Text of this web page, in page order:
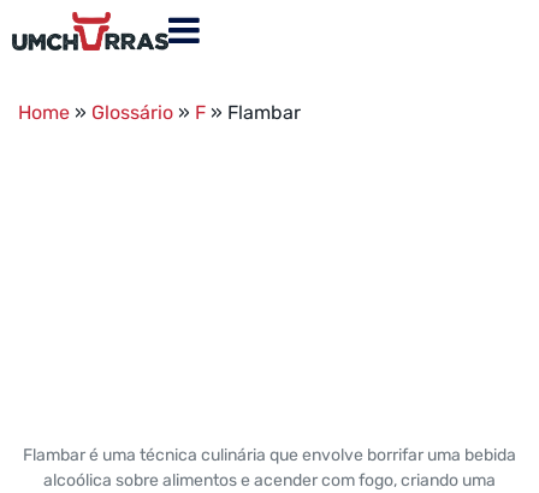
Home » Glossário » F » Flambar
Flambar é uma técnica culinária que envolve borrifar uma bebida
alcoólica sobre alimentos e acender com fogo, criando uma